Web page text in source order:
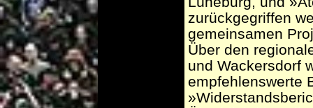
zurückgegriffen
gemeinsamen
Über den
und Wackersdorf
empfehlenswerte